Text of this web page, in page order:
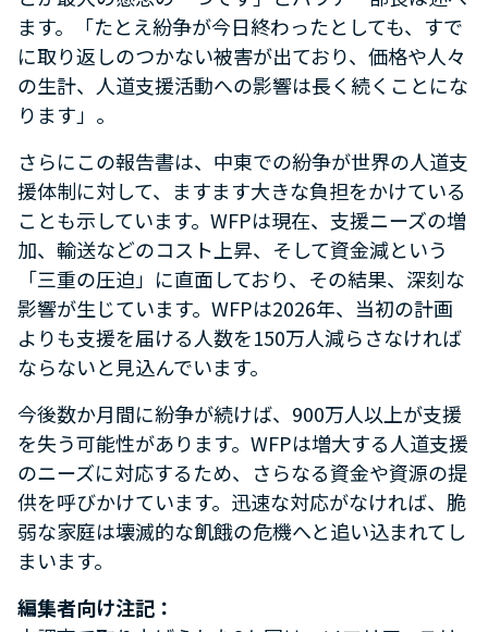
ます。「たとえ紛争が今日終わったとしても、すで
に取り返しのつかない被害が出ており、価格や人々
の生計、人道支援活動への影響は長く続くことにな
ります」。
さらにこの報告書は、中東での紛争が世界の人道支
援体制に対して、ますます大きな負担をかけている
ことも示しています。WFPは現在、支援ニーズの増
加、輸送などのコスト上昇、そして資金減という
「三重の圧迫」に直面しており、その結果、深刻な
影響が生じています。WFPは2026年、当初の計画
よりも支援を届ける人数を150万人減らさなければ
ならないと見込んでいます。
今後数か月間に紛争が続けば、900万人以上が支援
を失う可能性があります。WFPは増大する人道支援
のニーズに対応するため、さらなる資金や資源の提
供を呼びかけています。迅速な対応がなければ、脆
弱な家庭は壊滅的な飢餓の危機へと追い込まれてし
まいます。
編集者向け注記：